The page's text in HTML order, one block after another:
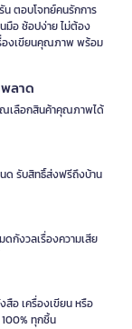
น ตอบโจทย์คนรักการ
มือ ช้อปง่าย ไม่ต้อง
องเขียนคุณภาพ พร้อม
ลาด
ณเลือกสินค้าคุณภาพได้
ด รับสิทธิ์ส่งฟรีถึงบ้าน
กังวลเรื่องความเสีย
สือ เครื่องเขียน หรือ
ทุกชิ้น